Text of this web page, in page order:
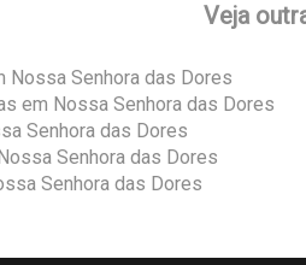
Veja
Nossa Senhora das Dores
em Nossa Senhora das Dores
Senhora das Dores
Senhora das Dores
Senhora das Dores